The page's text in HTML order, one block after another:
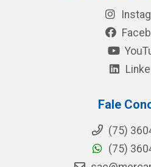
Fale
(75)
(75)